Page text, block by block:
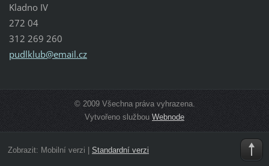
Kladno IV
272 04
312 269 260
pudlklub@email.cz
© 2009 Všechna práva vyhrazena.
Vytvořeno službou Webnode
Zobrazit: Mobilní verzi Standardní verzi